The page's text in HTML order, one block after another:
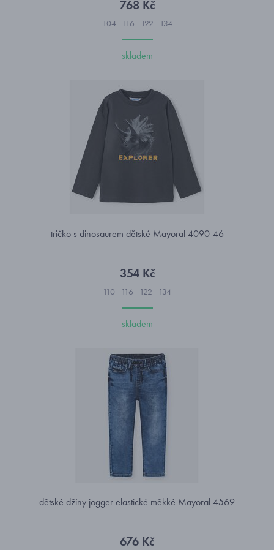
768 Kč
104 116 122 134
skladem
tričko s dinosaurem dětské Mayoral 4090-46
354 Kč
110 116 122 134
skladem
dětské džíny jogger elastické měkké Mayoral 4569
676 Kč